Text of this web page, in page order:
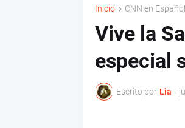
Inicio CNN en Español
Vive la
especial
Escrito por Lia -